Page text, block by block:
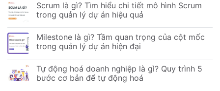
Scrum là gì? Tìm hiểu chi tiết mô hình Scrum
trong quản lý dự án hiệu quả
Milestone là gì? Tầm quan trọng của cột mốc
trong quản lý dự án hiện đại
Tự động hoá doanh nghiệp là gì? Quy trình 5
bước cơ bản để tự động hoá